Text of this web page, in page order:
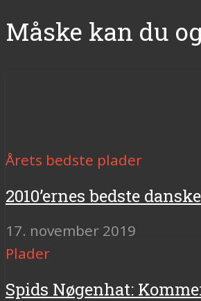
Måske kan du
Årets bedste plader
2010’ernes bedste
17. november 2019
Plader
Spids Nøgenhat: